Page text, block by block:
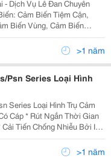
- Dịch Vụ Lê Đan Chuyên
Cảm Biến Tiệm Cận,
Biến Vùng, Cảm Biến
Sợi Quang, Cảm Biến Áp
Autonics Mọi Thông
>1 năm
Psn Series Loại Hình
Series Loại Hình Trụ Cảm
Thời Gian
Tiến Chống Nhiễu Bởi Ic
Dc 3-Dây) * Có Mạch
(Dc) * Có
>1 năm